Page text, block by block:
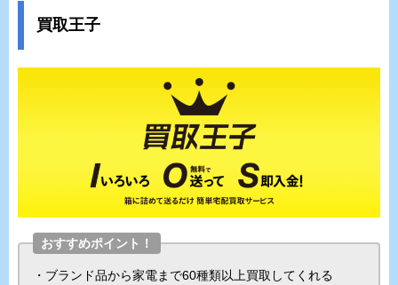
買取王子
おすすめポイント！
・ブランド品から家電まで60種類以上買取してくれる